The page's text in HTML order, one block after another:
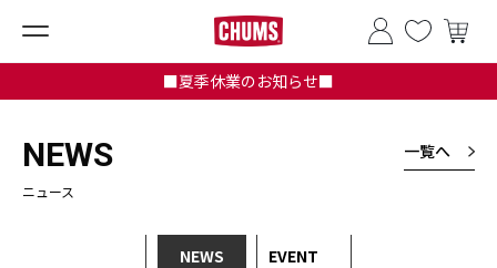
■夏季休業のお知らせ■
NEWS
ニュース
一覧へ
NEWS EVENT